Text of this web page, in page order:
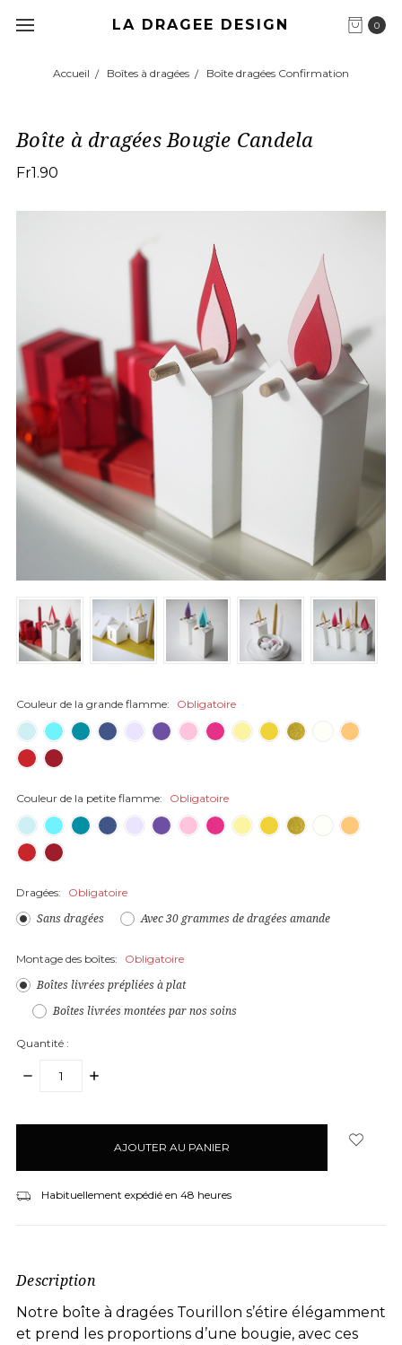
0
LA DRAGEE DESIGN
Accueil Boîtes à dragées Boîte dragées Confirmation
Boîte à dragées Bougie Candela
Fr1.90
Couleur de la grande flamme: Obligatoire
Couleur de la petite flamme: Obligatoire
Dragées: Obligatoire
Sans dragées Avec 30 grammes de dragées amande
Montage des boîtes: Obligatoire
Boîtes livrées prépliées à plat
Boîtes livrées montées par nos soins
Quantité :
DIMINUER
AUGMENTER
Habituellement expédié en 48 heures
Description
Notre boîte à dragées Tourillon s’étire élégamment
et prend les proportions d’une bougie, avec ces